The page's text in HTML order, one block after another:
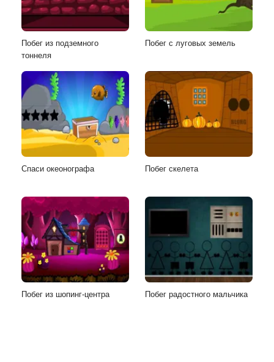
Побег из подземного
тоннеля
Побег с луговых земель
Спаси океонографа Побег скелета
Побег из шопинг-центра Побег радостного мальчика